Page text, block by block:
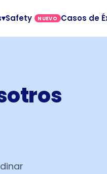
▾Safety NUEVO Casos de